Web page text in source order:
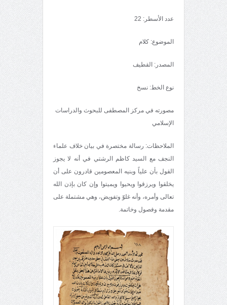
عدد الأسطر: 22
الموضوع: كلام
المصدر: القطيف
نوع الخط: نسخ
مصورته في مركز المصطفى للبحوث والدراسات
الإسلامي
الملاحظات: رسالة مختصرة في بيان خلاف علماء
النجف مع السيد كاظم الرشتي في أنه لا يجوز
القول بأن علياً وبنيه المعصومين قادرون على أن
يخلقوا ويرزقوا ويحيوا ويميتوا وإن كان بإذن الله
تعالى وأمره، وأنه غلوّ وتفويض، وهي مشتملة على
مقدمة وفصول وخاتمة.